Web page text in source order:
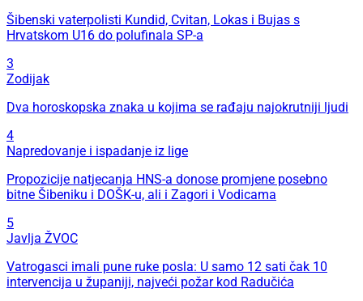
Šibenski vaterpolisti Kundid, Cvitan, Lokas i Bujas s
Hrvatskom U16 do polufinala SP-a
3
Zodijak
Dva horoskopska znaka u kojima se rađaju najokrutniji ljudi
4
Napredovanje i ispadanje iz lige
Propozicije natjecanja HNS-a donose promjene posebno
bitne Šibeniku i DOŠK-u, ali i Zagori i Vodicama
5
Javlja ŽVOC
Vatrogasci imali pune ruke posla: U samo 12 sati čak 10
intervencija u županiji, najveći požar kod Radučića